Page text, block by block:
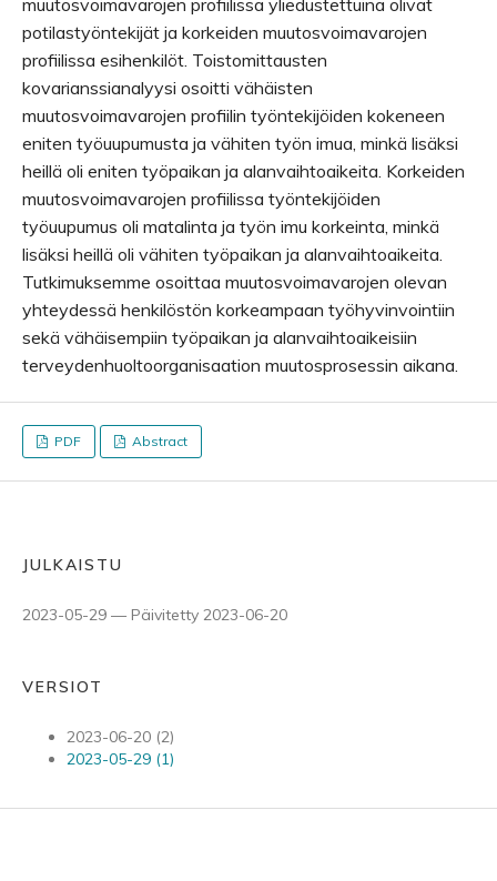
muutosvoimavarojen profiilissa yliedustettuina olivat
potilastyöntekijät ja korkeiden muutosvoimavarojen
profiilissa esihenkilöt. Toistomittausten
kovarianssianalyysi osoitti vähäisten
muutosvoimavarojen profiilin työntekijöiden kokeneen
eniten työuupumusta ja vähiten työn imua, minkä lisäksi
heillä oli eniten työpaikan ja alanvaihtoaikeita. Korkeiden
muutosvoimavarojen profiilissa työntekijöiden
työuupumus oli matalinta ja työn imu korkeinta, minkä
lisäksi heillä oli vähiten työpaikan ja alanvaihtoaikeita.
Tutkimuksemme osoittaa muutosvoimavarojen olevan
yhteydessä henkilöstön korkeampaan työhyvinvointiin
sekä vähäisempiin työpaikan ja alanvaihtoaikeisiin
terveydenhuolto­organisaation muutosprosessin aikana.
PDF Abstract
JULKAISTU
2023-05-29 — Päivitetty 2023-06-20
VERSIOT
2023-06-20 (2)
2023-05-29 (1)